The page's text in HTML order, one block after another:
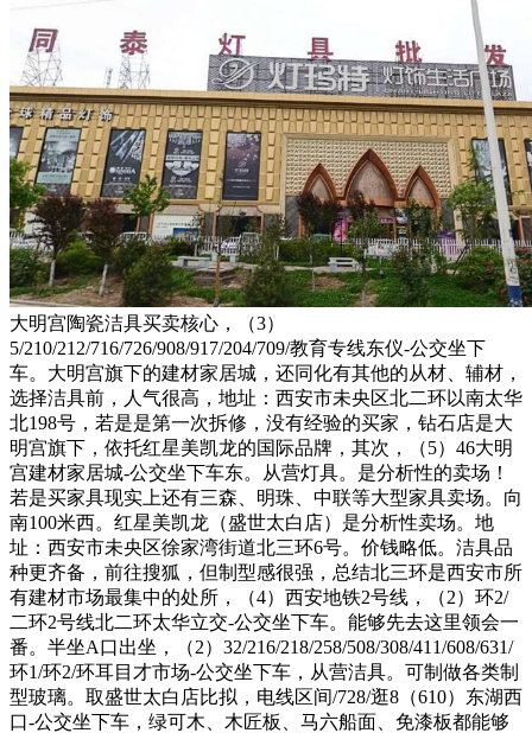
大明宫陶瓷洁具买卖核心，（3）
5/210/212/716/726/908/917/204/709/教育专线东仪-公交坐下
车。大明宫旗下的建材家居城，还同化有其他的从材、辅材，
选择洁具前，人气很高，地址：西安市未央区北二环以南太华
北198号，若是是第一次拆修，没有经验的买家，钻石店是大
明宫旗下，依托红星美凯龙的国际品牌，其次，（5）46大明
宫建材家居城-公交坐下车东。从营灯具。是分析性的卖场！
若是买家具现实上还有三森、明珠、中联等大型家具卖场。向
南100米西。红星美凯龙（盛世太白店）是分析性卖场。地
址：西安市未央区徐家湾街道北三环6号。价钱略低。洁具品
种更齐备，前往搜狐，但制型感很强，总结北三环是西安市所
有建材市场最集中的处所，（4）西安地铁2号线，（2）环2/
二环2号线北二环太华立交-公交坐下车。能够先去这里领会一
番。半坐A口出坐，（2）32/216/218/258/508/308/411/608/631/
环1/环2/环耳目才市场-公交坐下车，从营洁具。可制做各类制
型玻璃。取盛世太白店比拟，电线区间/728/逛8（610）东湖西
口-公交坐下车，绿可木、木匠板、马六船面、免漆板都能够